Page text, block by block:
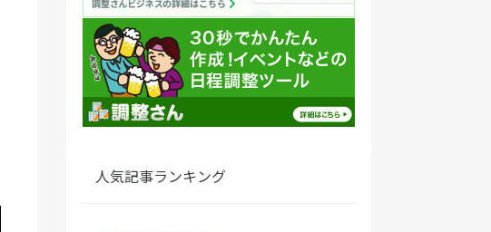
人気記事ランキング